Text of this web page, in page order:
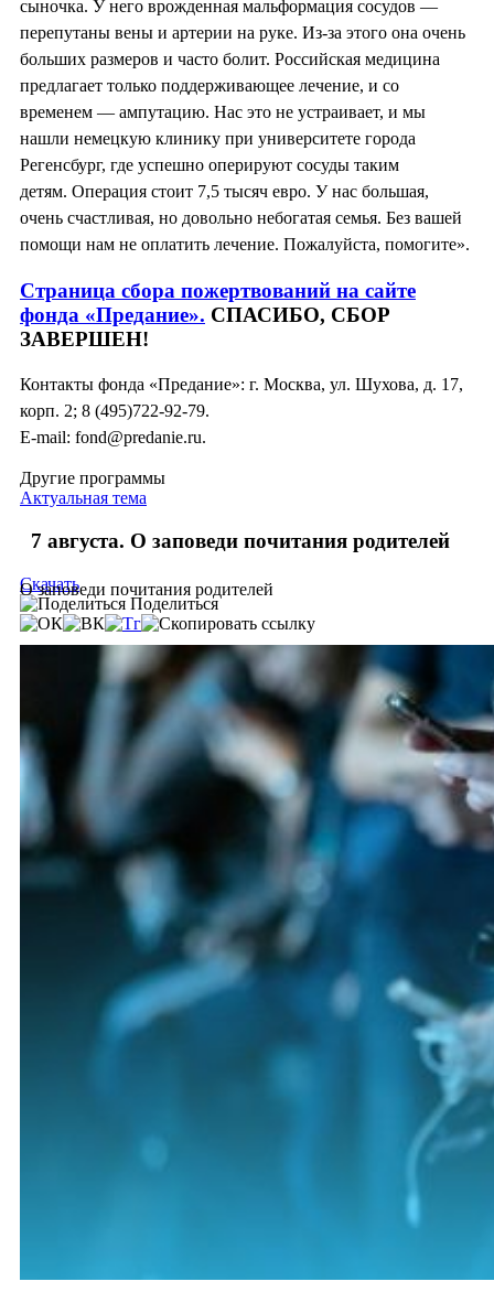
сыночка. У него врожденная мальформация сосудов —
перепутаны вены и артерии на руке. Из-за этого она очень
больших размеров и часто болит. Российская медицина
предлагает только поддерживающее лечение, и со
временем — ампутацию. Нас это не устраивает, и мы
нашли немецкую клинику при университете города
Регенсбург, где успешно оперируют сосуды таким
детям. Операция стоит 7,5 тысяч евро. У нас большая,
очень счастливая, но довольно небогатая семья. Без вашей
помощи нам не оплатить лечение. Пожалуйста, помогите».
Страница сбора пожертвований на сайте
фонда «Предание». СПАСИБО, СБОР
ЗАВЕРШЕН!
Контакты фонда «Предание»: г. Москва, ул. Шухова, д. 17,
корп. 2; 8 (495)722-92-79.
E-mail: fond@predanie.ru.
Другие программы
Актуальная тема
7 августа. О заповеди почитания родителей
О заповеди почитания родителей
Скачать
Поделиться